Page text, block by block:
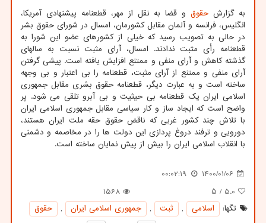
به گزارش حقوق و قضا به نقل از مهر، قطعنامه پیشنهادی آمریکا،
انگلیس، فرانسه و آلمان مقابل کشورمان، امسال در شورای حقوق بشر
در حالی به تصویب رسید که خیلی از کشورهای عضو این شورا به
قطعنامه رأی مثبت ندادند. امسال، آرای مثبت نسبت به سالهای
گذشته کاهش و آرای منفی و ممتنع افزایش یافته است. پیشی گرفتن
آرای منفی و ممتنع از آرای مثبت، قطعنامه را بی اعتبار و بی وجهه
ساخته است و به عبارت دیگر، قطعنامه حقوق بشری مقابل جمهوری
اسلامی ایران یک قطعنامه بی حیثیت و بی آبرو تلقی می شود. پر
واضح است که ایجاد ساز و کار سیاسی مقابل جمهوری اسلامی ایران
با تلاش چند کشور غربی که ناقض حقوق حقه ملت ایران هستند،
دورویی و ترفند دروغ پردازی این دولت ها را در مخاصمه و دشمنی
با انقلاب اسلامی ایران را بیش از پیش نمایان ساخته است.
1400/01/06
00:02:19
5.0 / ۵
1568
تگها:
اسلامی , ثبت , جمهوری اسلامی ایران ,
حقوق